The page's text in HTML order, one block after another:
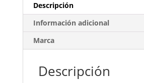
Descripción
Información adicional
Marca
Descripción